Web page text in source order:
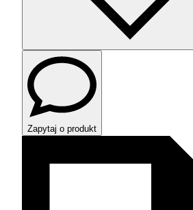
Zapytaj o produkt